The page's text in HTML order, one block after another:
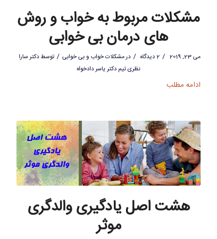
مشکلات مربوط به خواب و روش
های درمان بی خوابی
می 23, 2019 / 2 دیدگاه / درمشکلات خواب و بی خوابی / توسطدکتر سارا
نظری تیم دکتر یاسر دادخواه
ادامه مطلب
هشت اصل یادگیری والدگری
موثر